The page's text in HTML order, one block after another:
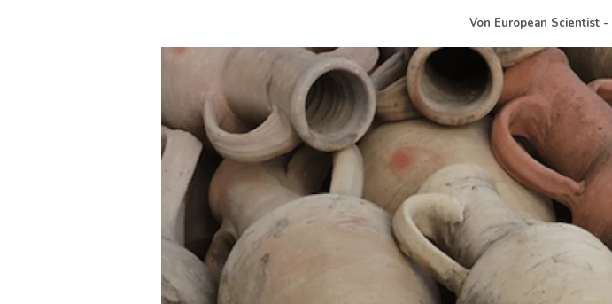
Von European Scientist -